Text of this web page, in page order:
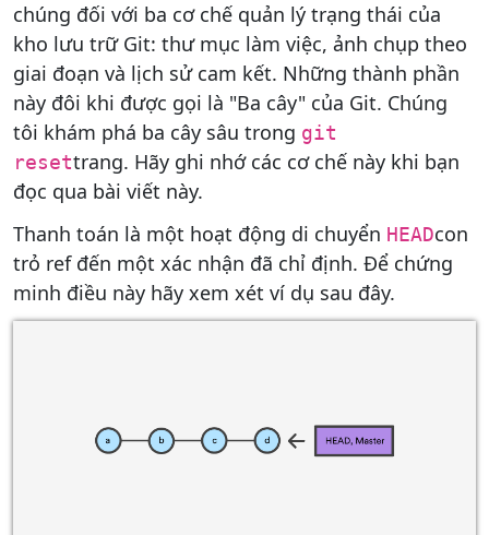
chúng đối với ba cơ chế quản lý trạng thái của
kho lưu trữ Git: thư mục làm việc, ảnh chụp theo
giai đoạn và lịch sử cam kết. Những thành phần
này đôi khi được gọi là "Ba cây" của Git. Chúng
tôi khám phá ba cây sâu trong git
resettrang. Hãy ghi nhớ các cơ chế này khi bạn
đọc qua bài viết này.
Thanh toán là một hoạt động di chuyển HEADcon
trỏ ref đến một xác nhận đã chỉ định. Để chứng
minh điều này hãy xem xét ví dụ sau đây.